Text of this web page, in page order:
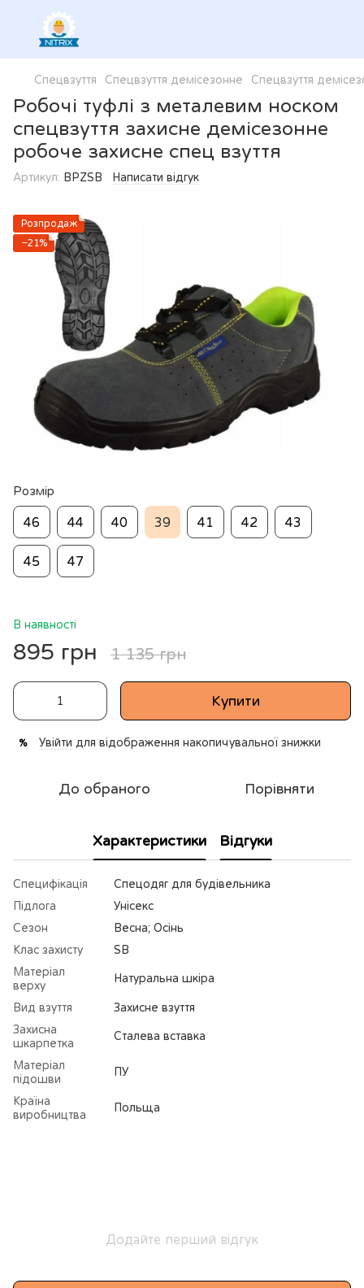
Спецвзуття Спецвзуття демісезонне Спецвзуття
Робочі туфлі з металевим носком
спецвзуття захисне демісезонне
робоче захисне спец взуття
Артикул: BPZSB Написати відгук
Розпродаж
−21%
Розмір
46 44 40 39 41 42 43
45 47
В наявності
895 грн 1 135 грн
Купити
% Увійти для відображення накопичувальної знижки
До обраного Порівняти
Характеристики Відгуки
Специфікація
Спецодяг для будівельника
Підлога
Унісекс
Сезон
Весна; Осінь
Клас захисту
SB
Матеріал
верху
Натуральна шкіра
Вид взуття
Захисне взуття
Захисна
шкарпетка
Сталева вставка
Матеріал
підошви
ПУ
Країна
виробництва
Польща
Додайте перший відгук